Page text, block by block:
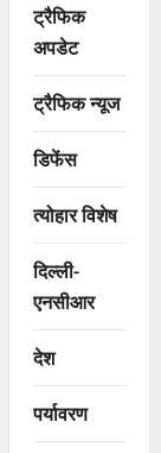
ट्रैफिक
अपडेट
ट्रैफिक न्यूज
डिफेंस
त्योहार विशेष
दिल्ली-
एनसीआर
देश
पर्यावरण